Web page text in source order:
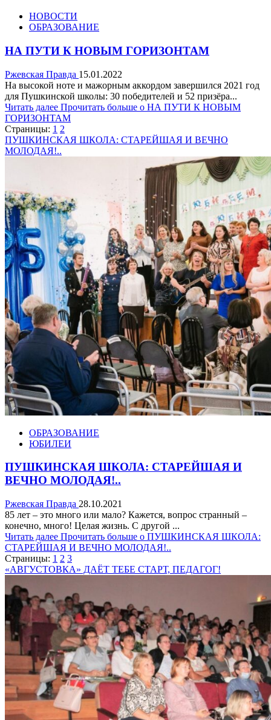
НОВОСТИ
ОБРАЗОВАНИЕ
НА ПУТИ К НОВЫМ ГОРИЗОНТАМ
Ржевская Правда 15.01.2022
На высокой ноте и мажорным аккордом завершился 2021 год
для Пушкинской школы: 30 победителей и 52 призёра...
Читать далее Прочитать больше о НА ПУТИ К НОВЫМ
ГОРИЗОНТАМ
Страницы: 1 2
ПУШКИНСКАЯ ШКОЛА: СТАРЕЙШАЯ И ВЕЧНО
МОЛОДАЯ!..
ОБРАЗОВАНИЕ
ЮБИЛЕИ
ПУШКИНСКАЯ ШКОЛА: СТАРЕЙШАЯ И
ВЕЧНО МОЛОДАЯ!..
Ржевская Правда 28.10.2021
85 лет – это много или мало? Кажется, вопрос странный –
конечно, много! Целая жизнь. С другой ...
Читать далее Прочитать больше о ПУШКИНСКАЯ ШКОЛА:
СТАРЕЙШАЯ И ВЕЧНО МОЛОДАЯ!..
Страницы: 1 2 3
«АВГУСТОВКА» ДАЁТ ТЕБЕ СТАРТ, ПЕДАГОГ!